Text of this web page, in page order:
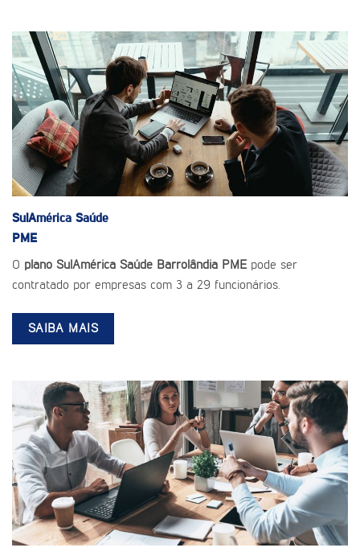
SulAmérica Saúde
PME
O plano SulAmérica Saúde Barrolândia PME pode ser
contratado por empresas com 3 a 29 funcionários.
SAIBA MAIS